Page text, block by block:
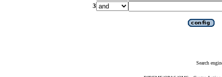
3
Search